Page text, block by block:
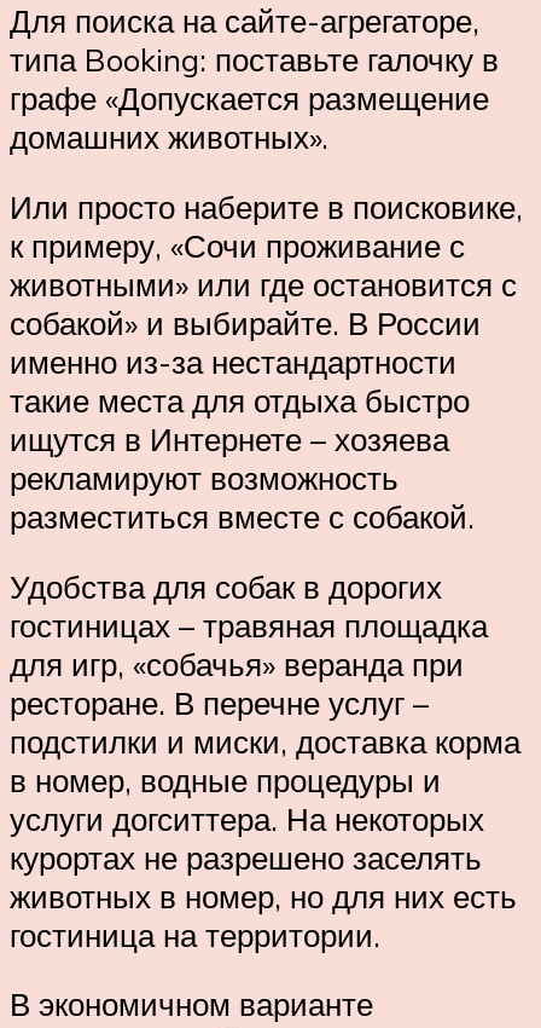
Для поиска на сайте-агрегаторе,
типа Booking: поставьте галочку в
графе «Допускается размещение
домашних животных».
Или просто наберите в поисковике,
к примеру, «Сочи проживание с
животными» или где остановится с
собакой» и выбирайте. В России
именно из-за нестандартности
такие места для отдыха быстро
ищутся в Интернете – хозяева
рекламируют возможность
разместиться вместе с собакой.
Удобства для собак в дорогих
гостиницах – травяная площадка
для игр, «собачья» веранда при
ресторане. В перечне услуг –
подстилки и миски, доставка корма
в номер, водные процедуры и
услуги догситтера. На некоторых
курортах не разрешено заселять
животных в номер, но для них есть
гостиница на территории.
В экономичном варианте